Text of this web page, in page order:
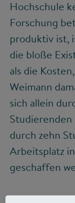
Hochschule
Forschung
produktiv ist,
die bloße
als die
Weimann
sich allein
durch zehn
Arbeitsplatz
geschaffen